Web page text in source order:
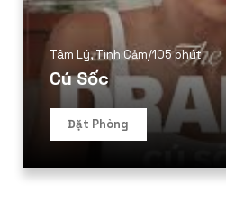
Tâm Lý,Tình Cảm/105 phút
Cú Sốc
Đặt Phòng